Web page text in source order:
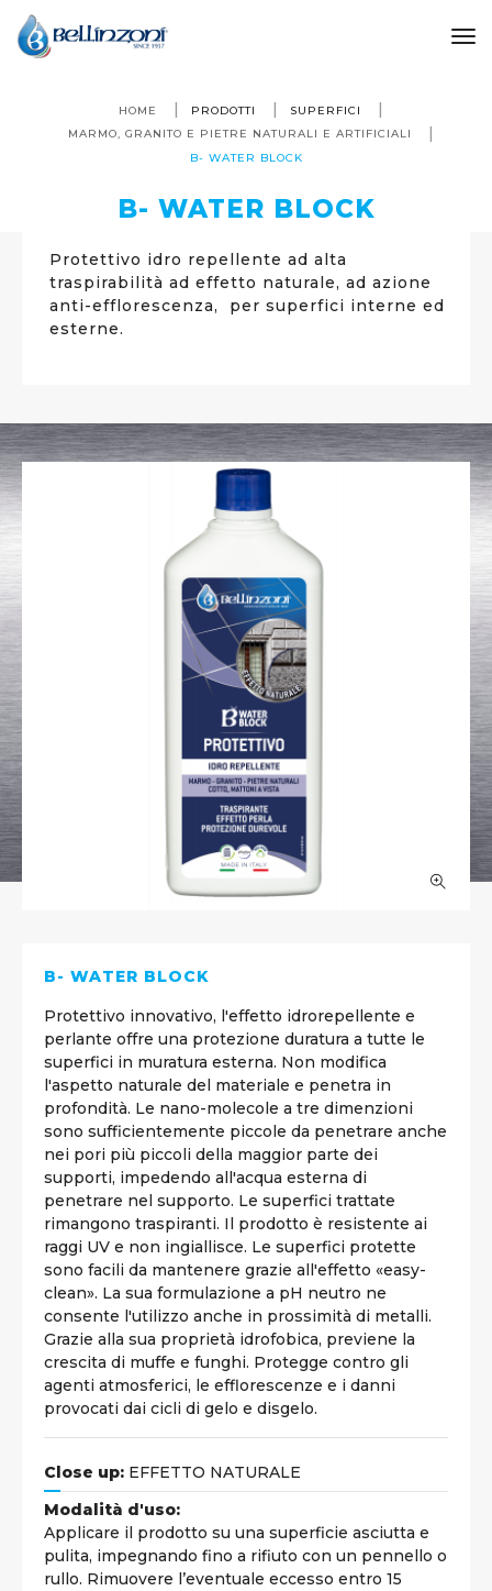
HOME PRODOTTI
SUPERFICI
MARMO, GRANITO E PIETRE NATURALI E ARTIFICIALI
B- WATER BLOCK
B- WATER BLOCK
Protettivo idro repellente ad alta
traspirabilità ad effetto naturale, ad azione
anti-efflorescenza, per superfici interne ed
esterne.
B- WATER BLOCK
Protettivo innovativo, l'effetto idrorepellente e
perlante offre una protezione duratura a tutte le
superfici in muratura esterna. Non modifica
l'aspetto naturale del materiale e penetra in
profondità. Le nano-molecole a tre dimenzioni
sono sufficientemente piccole da penetrare anche
nei pori più piccoli della maggior parte dei
supporti, impedendo all'acqua esterna di
penetrare nel supporto. Le superfici trattate
rimangono traspiranti. Il prodotto è resistente ai
raggi UV e non ingiallisce. Le superfici protette
sono facili da mantenere grazie all'effetto «easy-
clean». La sua formulazione a pH neutro ne
consente l'utilizzo anche in prossimità di metalli.
Grazie alla sua proprietà idrofobica, previene la
crescita di muffe e funghi. Protegge contro gli
agenti atmosferici, le efflorescenze e i danni
provocati dai cicli di gelo e disgelo.
Close up: EFFETTO NATURALE
Modalità d'uso:
Applicare il prodotto su una superficie asciutta e
pulita, impegnando fino a rifiuto con un pennello o
rullo. Rimuovere l’eventuale eccesso entro 15